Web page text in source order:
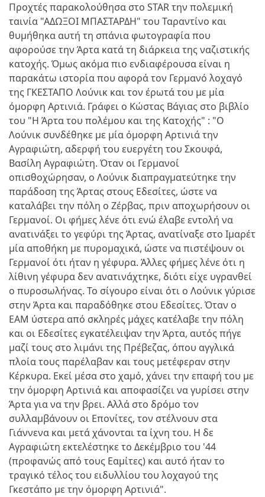
Προχτές παρακολούθησα στο STAR την πολεμική
ταινία "ΑΔΩΞΟΙ ΜΠΑΣΤΑΡΔΗ" του Ταραντίνο και
θυμήθηκα αυτή τη σπάνια φωτογραφία που
αφορούσε την Άρτα κατά τη διάρκεια της ναζιστικής
κατοχής. Όμως ακόμα πιο ενδιαφέρουσα είναι η
παρακάτω ιστορία που αφορά τον Γερμανό λοχαγό
της ΓΚΕΣΤΑΠΟ Λούνικ και τον έρωτά του με μία
όμορφη Αρτινιά. Γράφει ο Κώστας Βάγιας στο βιβλίο
του "Η Άρτα του πολέμου και της Κατοχής" : "Ο
Λούνικ συνδέθηκε με μία όμορφη Αρτινιά την
Αγραφιώτη, αδερφή του ευεργέτη του Σκουφά,
Βασίλη Αγραφιώτη. Όταν οι Γερμανοί
οπισθοχώρησαν, ο Λούνικ διαπραγματεύτηκε την
παράδοση της Άρτας στους Εδεσίτες, ώστε να
καταλάβει την πόλη ο Ζέρβας, πριν αποχωρήσουν οι
Γερμανοί. Οι φήμες λένε ότι ενώ έλαβε εντολή να
ανατινάξει το γεφύρι της Άρτας, ανατίναξε στο Ιμαρέτ
μία αποθήκη με πυρομαχικά, ώστε να πιστέψουν οι
Γερμανοί ότι ήταν η γέφυρα. Άλλες φήμες λένε ότι η
λίθινη γέφυρα δεν ανατινάχτηκε, διότι είχε υγρανθεί
ο πυροσωλήνας. Το σίγουρο είναι ότι ο Λούνικ γύρισε
στην Άρτα και παραδόθηκε στου Εδεσίτες. Όταν ο
ΕΑΜ ύστερα από σκληρές μάχες κατέλαβε την πόλη
και οι Εδεσίτες εγκατέλειψαν την Άρτα, αυτός πήγε
μαζί τους στο λιμάνι της Πρέβεζας, όπου αγγλικά
πλοία τους παρέλαβαν και τους μετέφεραν στην
Κέρκυρα. Εκεί μέσα στο χαμό, χάνει την επαφή του με
την όμορφη Αρτινιά και αποφασίζει να γυρίσει στην
Άρτα για να την βρει. Αλλά στο δρόμο τον
συλλαμβάνουν οι Επονίτες, τον στέλνουν στα
Γιάννενα και μετά χάνονται τα ίχνη του. Η δε
Αγραφιώτη εκτελέστηκε το Δεκέμβριο του '44
(προφανώς από τους Εαμίτες) και αυτό ήταν το
τραγικό τέλος του ειδυλλίου του λοχαγού της
Γκεστάπο με την όμορφη Αρτινιά".